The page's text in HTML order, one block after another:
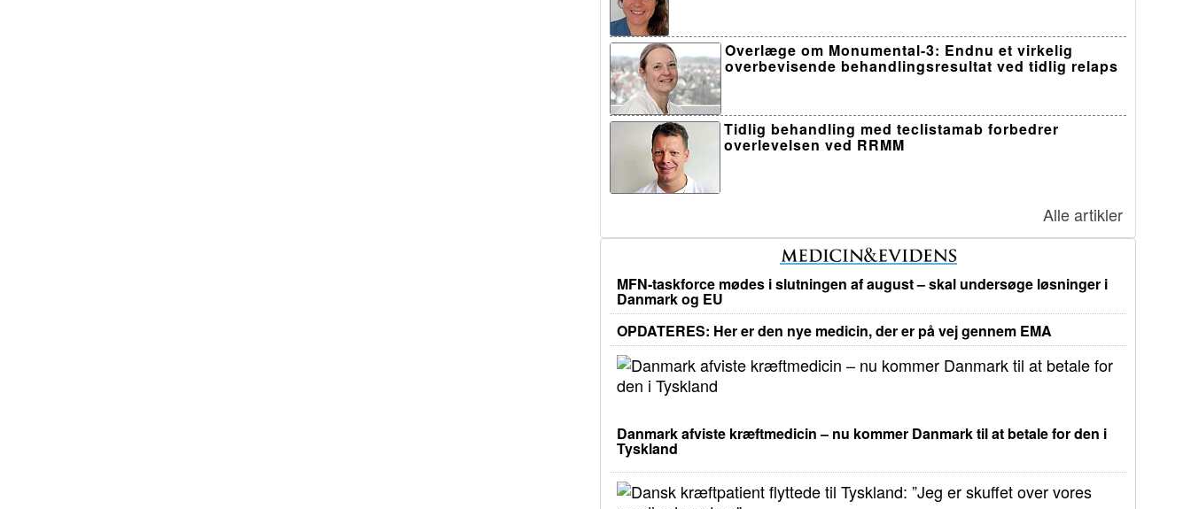
Overlæge om Monumental-3: Endnu et virkelig
overbevisende behandlingsresultat ved tidlig relaps
Tidlig behandling med teclistamab forbedrer
overlevelsen ved RRMM
Alle artikler
MFN-taskforce mødes i slutningen af august – skal undersøge løsninger i
Danmark og EU
OPDATERES: Her er den nye medicin, der er på vej gennem EMA
Danmark afviste kræftmedicin – nu kommer Danmark til at betale for den i
Tyskland